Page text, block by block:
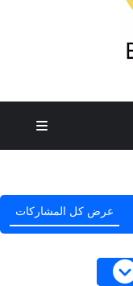
عرض كل المشاركات